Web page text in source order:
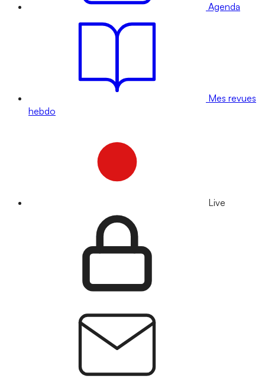
Agenda
Mes revues
hebdo
Live